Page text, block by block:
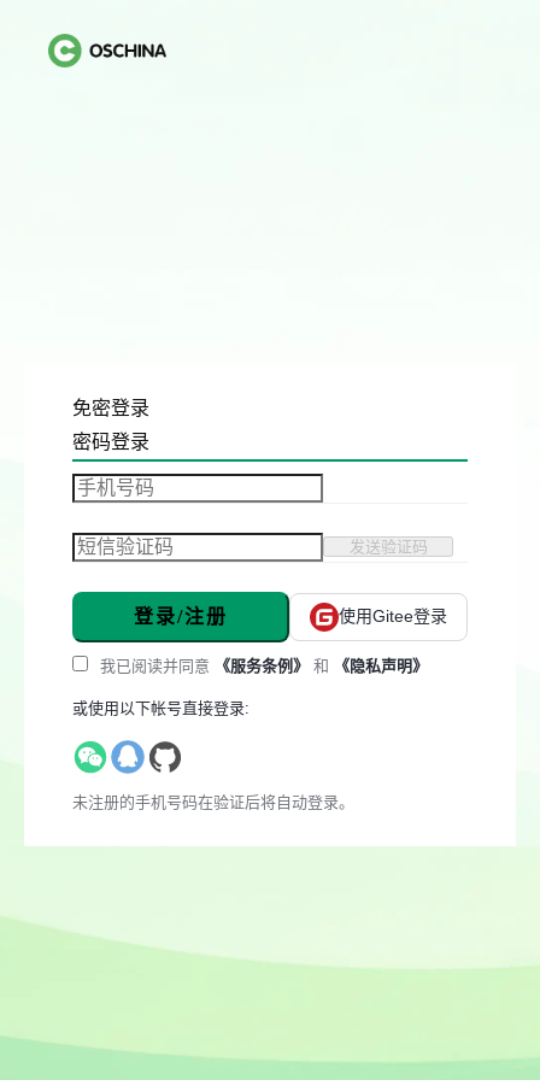
免密登录
密码登录
发送验证码
登录/注册 使用Gitee登录
我已阅读并同意 《服务条例》 和 《隐私声明》
或使用以下帐号直接登录:
未注册的手机号码在验证后将自动登录。